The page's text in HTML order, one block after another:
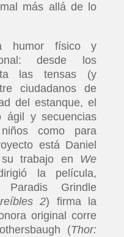
más allá de lo
humor físico y
desde los
las tensas (y
ciudadanos de
del estanque, el
ágil y secuencias
como para
está Daniel
trabajo en We
la película,
Grindle
2) firma la
original corre
(Thor: